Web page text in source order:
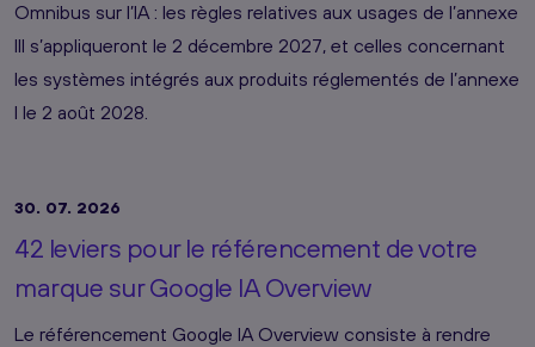
Omnibus sur l’IA : les règles relatives aux usages de l’annexe
III s’appliqueront le 2 décembre 2027, et celles concernant
les systèmes intégrés aux produits réglementés de l’annexe
I le 2 août 2028.
30. 07. 2026
42 leviers pour le référencement de votre
marque sur Google IA Overview
Le référencement Google IA Overview consiste à rendre